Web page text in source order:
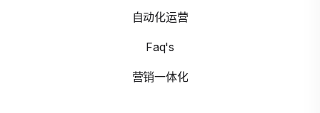
自动化运营
Faq's
营销一体化